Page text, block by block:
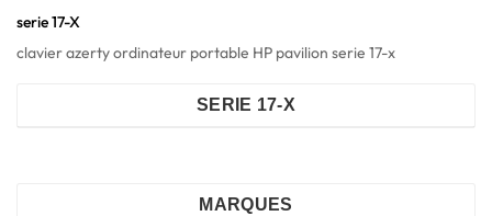
serie 17-X
clavier azerty ordinateur portable HP pavilion serie 17-x
SERIE 17-X
MARQUES